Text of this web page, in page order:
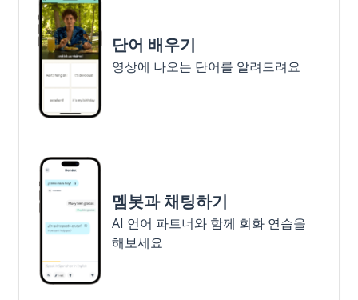
단어 배우기
영상에 나오는 단어를 알려드려요
멤봇과 채팅하기
AI 언어 파트너와 함께 회화 연습을
해보세요